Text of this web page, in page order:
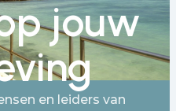
jouw
en leiders van